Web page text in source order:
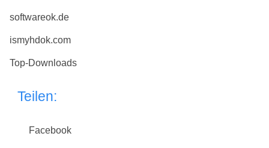
softwareok.de
ismyhdok.com
Top-Downloads
Teilen:
Facebook